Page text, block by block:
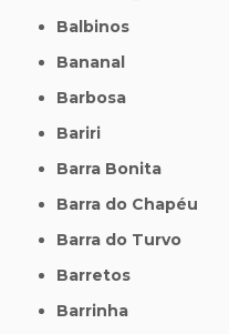
Balbinos
Bananal
Barbosa
Bariri
Barra Bonita
Barra do Chapéu
Barra do Turvo
Barretos
Barrinha